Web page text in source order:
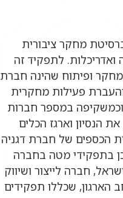
מחקר ציבורית
לתפקיד זה
ופיתוח שהינה חברת
והעברת פעילות מחקרית
וכמשקיפה במספר חברות
הנסיון וארגז הכלים
הכספים של חברת דגניה
כן בתפקידי מטה בחברה
חברה לייצור ושיווק
הארגון, שכללו תפקידים